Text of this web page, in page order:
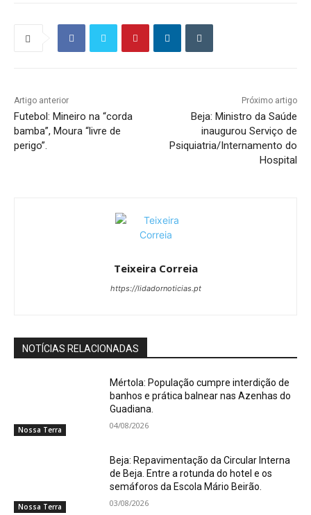
Artigo anterior
Futebol: Mineiro na “corda
bamba”, Moura “livre de
perigo”.
Próximo artigo
Beja: Ministro da Saúde
inaugurou Serviço de
Psiquiatria/Internamento do
Hospital
Teixeira Correia
https://lidadornoticias.pt
NOTÍCIAS RELACIONADAS
Nossa Terra
Mértola: População cumpre interdição de
banhos e prática balnear nas Azenhas do
Guadiana.
04/08/2026
Nossa Terra
Beja: Repavimentação da Circular Interna
de Beja. Entre a rotunda do hotel e os
semáforos da Escola Mário Beirão.
03/08/2026